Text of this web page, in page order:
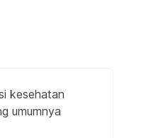
kesehatan
umumnya